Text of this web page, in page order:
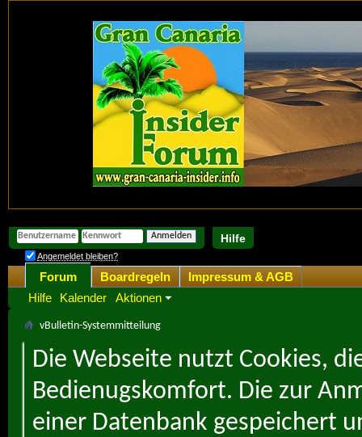
Hilfe
Angemeldet bleiben?
Forum
Hilfe
Kalender Aktionen
Boardregeln Impressum & AGB
vBulletin-Systemmitteilung
Die Webseite nutzt Cookies,
Bedienugskomfort. Die zur
einer Datenbank gespeichert